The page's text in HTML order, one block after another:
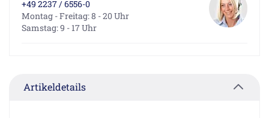
+49 2237 / 6556-0
Montag - Freitag: 8 - 20 Uhr
Samstag: 9 - 17 Uhr
Artikeldetails